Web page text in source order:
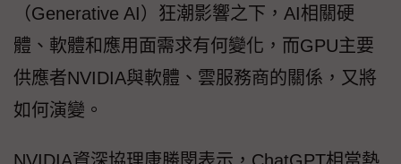
（Generative AI）狂潮影響之下，AI相關硬
體、軟體和應用面需求有何變化，而GPU主要
供應者NVIDIA與軟體、雲服務商的關係，又將
如何演變。